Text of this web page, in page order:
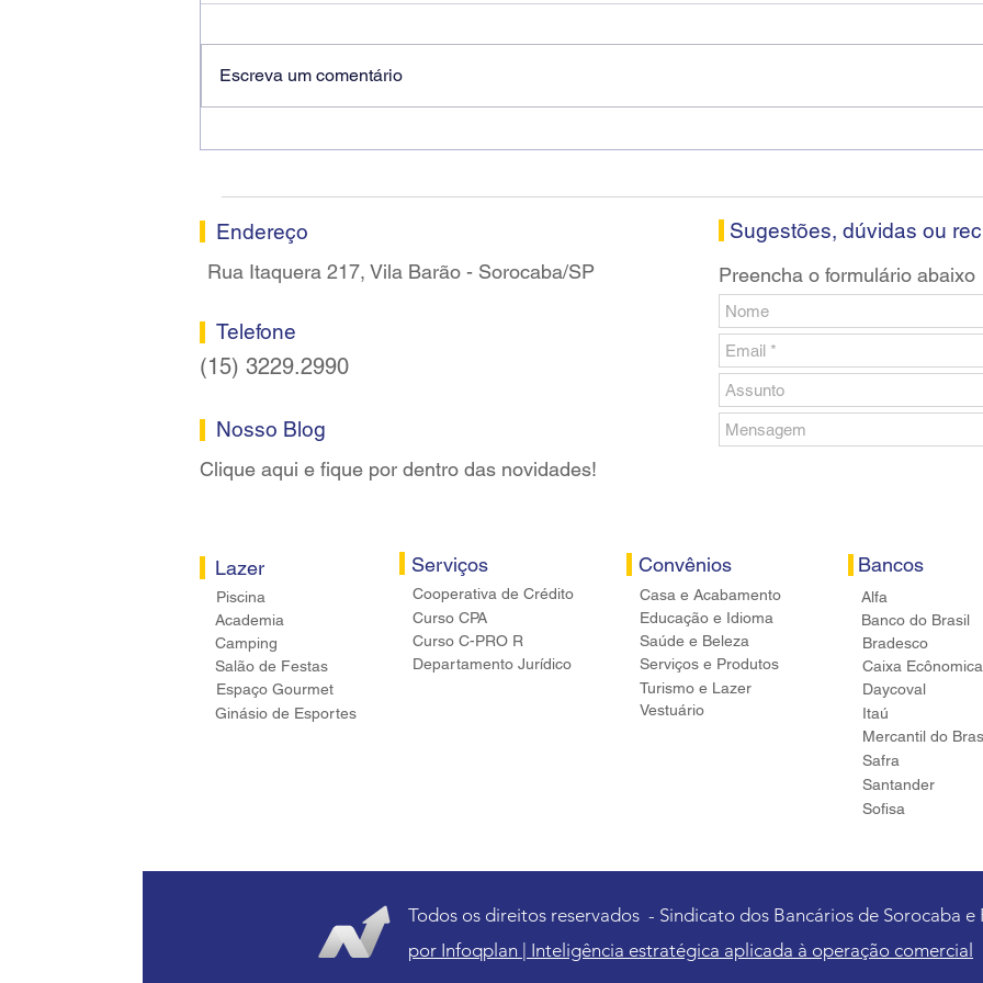
Escreva um comentário
Endereço
Rua Itaquera 217, Vila Barão - Sorocaba/SP
Telefone
(15) 3229.2990
Nosso Blog
Clique aqui e fique por dentro das novidades!
Lazer
Piscina
Academia
Camping
Salão de Festas
Espaço Gourmet
Ginásio de Esportes
Serviços
Cooperativa de Crédito
Curso CPA
Curso C-PRO R
Departamento Jurídico
Sugestões, dúvidas ou
Preencha o formulário abaixo
Convênios
Casa e Acabamento
Educação e Idioma
Saúde e Beleza
Serviços e Produtos
Turismo e Lazer
Vestuário
Bancos
Alfa
Banco do Brasil
Bradesco
Caixa
Daycoval
Itaú
Mercantil do
Safra
Santander
Sofisa
Todos os direitos reservados - Sindicato dos Bancários de Sorocaba
por Infoqplan | Inteligência estratégica aplicada à operação comercial